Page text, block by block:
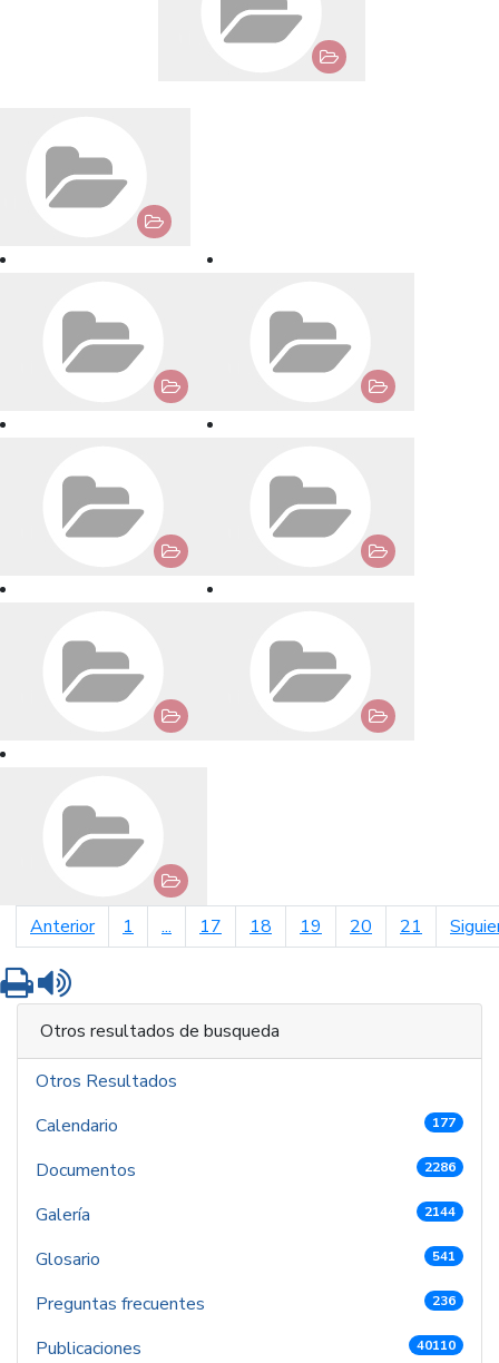
Anteriorpágina anterior
1 ... 17 18 19 20 21
Imprimir
Otros resultados de busqueda
Otros Resultados
Calendario
177
Documentos 2286
Galería 2144
Glosario 541
Preguntas frecuentes 236
Publicaciones 40110